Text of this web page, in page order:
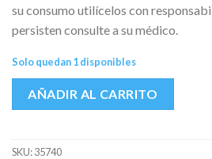
su consumo utilícelos con
persisten consulte a su médico.
Solo quedan 1 disponibles
AÑADIR AL CARRITO
SKU:35740